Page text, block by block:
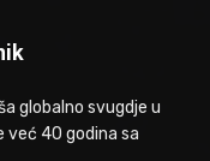
globalno svugdje u
već 40 godina sa